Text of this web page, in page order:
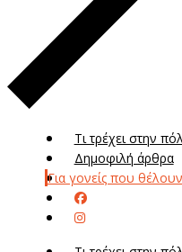
Τι τρέχει στην
Δημοφιλή άρθρα
Για γονείς που